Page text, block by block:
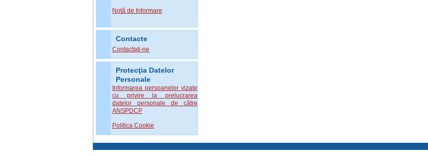
Notă de Informare
Contacte
Contactaţi-ne
Protecţia Datelor
Personale
Informarea persoanelor vizate
cu privire la prelucrarea
datelor personale de către
ANSPDCP
Politica Cookie